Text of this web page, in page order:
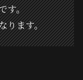
す。
ります。